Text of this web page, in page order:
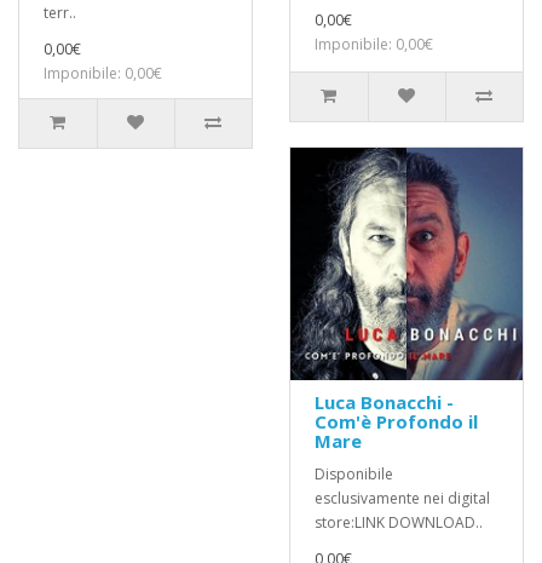
terr..
0,00€
Imponibile: 0,00€
0,00€
Imponibile: 0,00€
Luca Bonacchi -
Com'è Profondo il
Mare
Disponibile
esclusivamente nei digital
store:LINK DOWNLOAD..
0,00€